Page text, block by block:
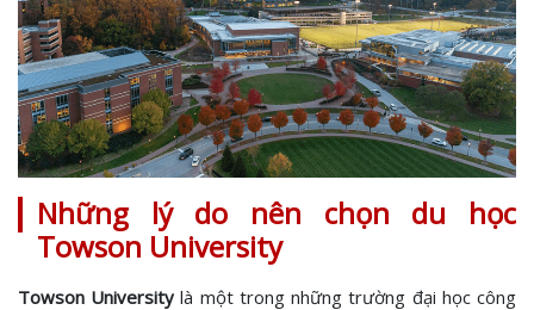
Những lý do nên chọn du học
Towson University
Towson University là một trong những trường đại học công